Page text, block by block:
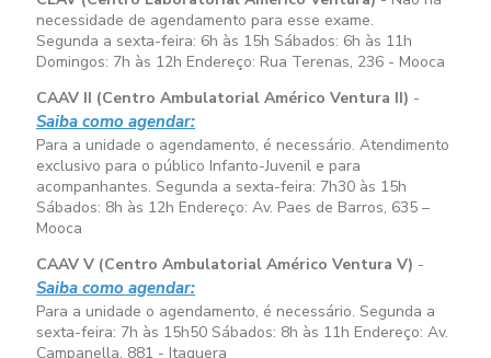
necessidade de agendamento para esse exame.
Segunda a sexta-feira: 6h às 15h Sábados: 6h às 11h
Domingos: 7h às 12h Endereço: Rua Terenas, 236 - Mooca
CAAV II (Centro Ambulatorial Américo Ventura II) -
Saiba como agendar:
Para a unidade o agendamento, é necessário. Atendimento
exclusivo para o público Infanto-Juvenil e para
acompanhantes. Segunda a sexta-feira: 7h30 às 15h
Sábados: 8h às 12h Endereço: Av. Paes de Barros, 635 –
Mooca
CAAV V (Centro Ambulatorial Américo Ventura V) -
Saiba como agendar:
Para a unidade o agendamento, é necessário. Segunda a
sexta-feira: 7h às 15h50 Sábados: 8h às 11h Endereço: Av.
Campanella, 881 - Itaquera